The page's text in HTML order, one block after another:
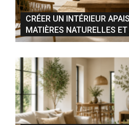
CRÉER UN INTÉRIEUR
MATIÈRES NATURELLES